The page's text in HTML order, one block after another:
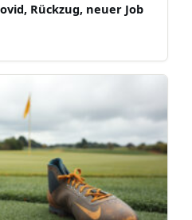
Rückzug, neuer Job